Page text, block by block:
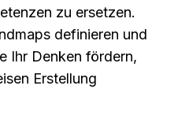
zu ersetzen.
definieren und
Ihr Denken fördern,
Erstellung